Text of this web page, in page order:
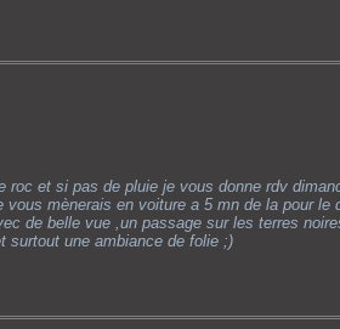
et si pas de pluie je vous donne rdv
mènerais en voiture a 5 mn de la pour le
de belle vue ,un passage sur les terres
surtout une ambiance de folie ;)